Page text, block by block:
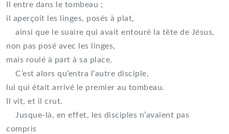
Il entre dans le tombeau ;
il aperçoit les linges, posés à plat,
ainsi que le suaire qui avait entouré la tête de Jésus,
non pas posé avec les linges,
mais roulé à part à sa place.
C’est alors qu’entra l’autre disciple,
lui qui était arrivé le premier au tombeau.
Il vit, et il crut.
Jusque-là, en effet, les disciples n’avaient pas
compris